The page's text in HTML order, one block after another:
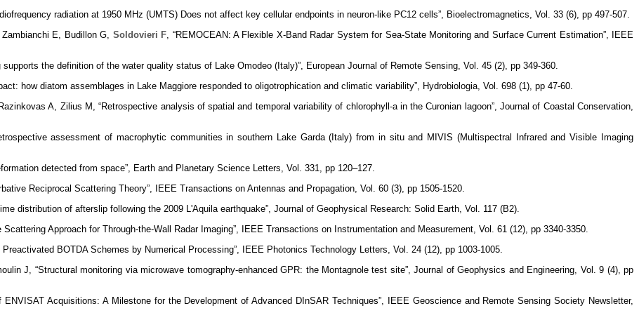
radiation at 1950 MHz (UMTS) Does not affect key cellular endpoints in neuron-like PC12 cells”, Bioelectromagnetics, Vol. 33 (6), pp 497-507.
E, Budillon G, Soldovieri F , “REMOCEAN: A Flexible X-Band Radar System for Sea-State Monitoring and Surface Current Estimation”, IEEE
supports the definition of the water quality status of Lake Omodeo (Italy)”, European Journal of Remote Sensing, Vol. 45 (2), pp 349-360.
how diatom assemblages in Lake Maggiore responded to oligotrophication and climatic variability”, Hydrobiologia, Vol. 698 (1), pp 47-60.
A, Zilius M, “Retrospective analysis of spatial and temporal variability of chlorophyll-a in the Curonian lagoon”, Journal of Coastal Conservation,
assessment of macrophytic communities in southern Lake Garda (Italy) from in situ and MIVIS (Multispectral Infrared and Visible Imaging
detected from space”, Earth and Planetary Science Letters, Vol. 331, pp 120–127.
Reciprocal Scattering Theory”, IEEE Transactions on Antennas and Propagation, Vol. 60 (3), pp 1505-1520.
time distribution of afterslip following the 2009 L'Aquila earthquake”, Journal of Geophysical Research: Solid Earth, Vol. 117 (B2).
Scattering Approach for Through-the-Wall Radar Imaging”, IEEE Transactions on Instrumentation and Measurement, Vol. 61 (12), pp 3340-3350.
Preactivated BOTDA Schemes by Numerical Processing”, IEEE Photonics Technology Letters, Vol. 24 (12), pp 1003-1005.
J, “Structural monitoring via microwave tomography-enhanced GPR: the Montagnole test site”, Journal of Geophysics and Engineering, Vol. 9 (4), pp
ENVISAT Acquisitions: A Milestone for the Development of Advanced DInSAR Techniques”, IEEE Geoscience and Remote Sensing Society Newsletter,